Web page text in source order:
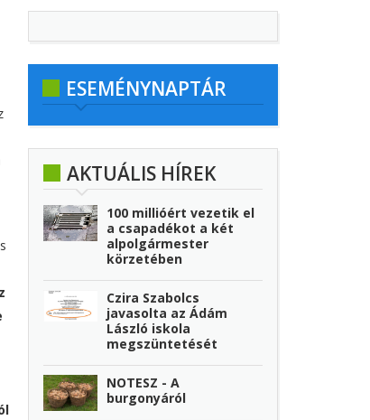
ESEMÉNYNAPTÁR
AKTUÁLIS HÍREK
100 millióért vezetik el
a csapadékot a két
alpolgármester
körzetében
Czira Szabolcs
javasolta az Ádám
László iskola
megszüntetését
NOTESZ - A
burgonyáról